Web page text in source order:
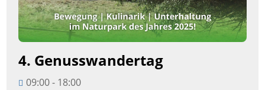
4. Genusswandertag
09:00 - 18:00